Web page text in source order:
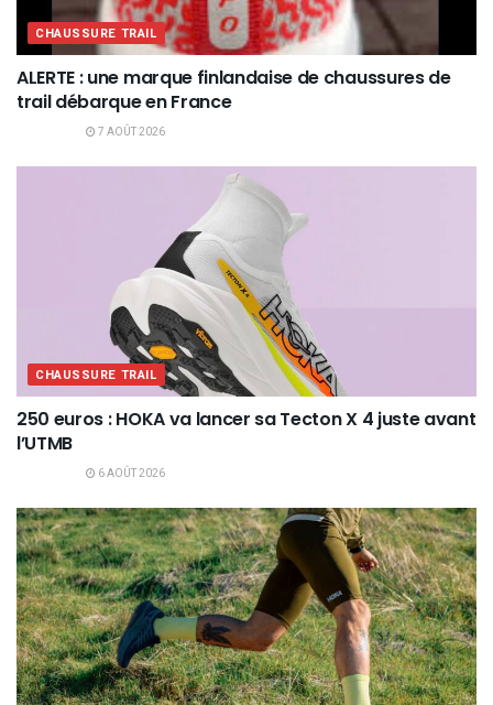
CHAUSSURE TRAIL
ALERTE : une marque finlandaise de chaussures de
trail débarque en France
7 AOÛT 2026
CHAUSSURE TRAIL
250 euros : HOKA va lancer sa Tecton X 4 juste avant
l’UTMB
6 AOÛT 2026